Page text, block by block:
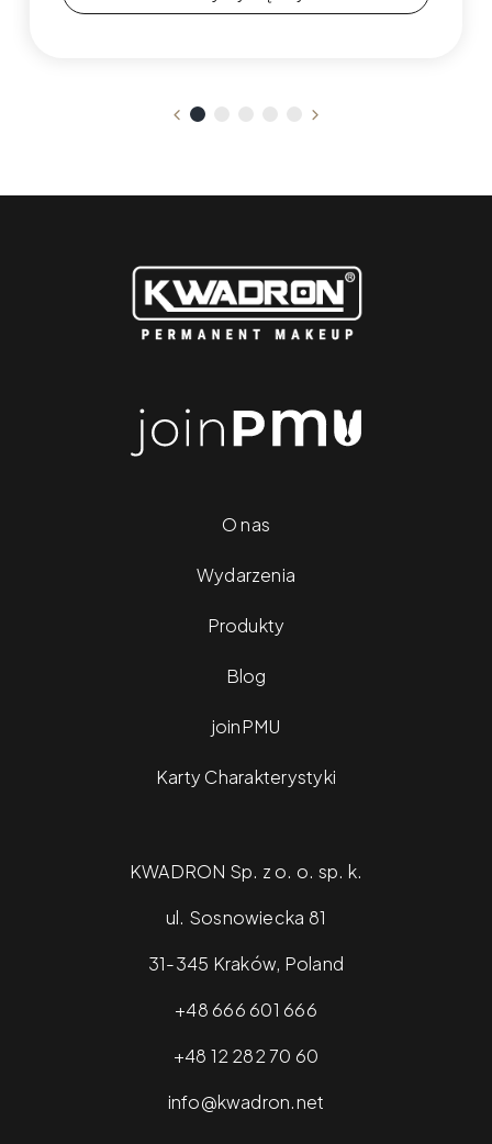
O nas
Wydarzenia
Produkty
Blog
joinPMU
Karty Charakterystyki
KWADRON Sp. z o. o. sp. k.
ul. Sosnowiecka 81
31-345 Kraków, Poland
+48 666 601 666
+48 12 282 70 60
info@kwadron.net